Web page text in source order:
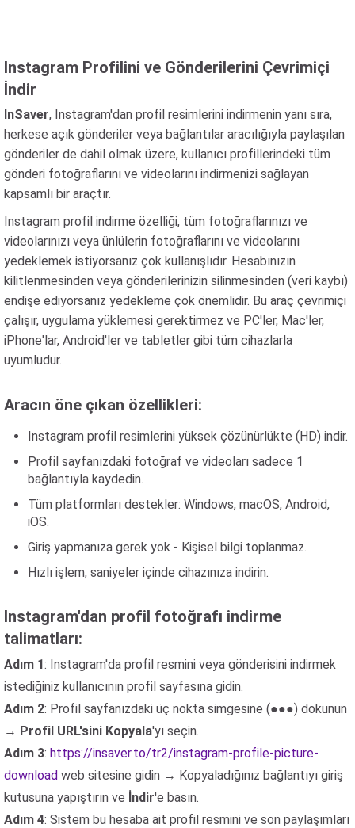
Instagram Profilini ve Gönderilerini Çevrimiçi
İndir
InSaver, Instagram'dan profil resimlerini indirmenin yanı sıra,
herkese açık gönderiler veya bağlantılar aracılığıyla paylaşılan
gönderiler de dahil olmak üzere, kullanıcı profillerindeki tüm
gönderi fotoğraflarını ve videolarını indirmenizi sağlayan
kapsamlı bir araçtır.
Instagram profil indirme özelliği, tüm fotoğraflarınızı ve
videolarınızı veya ünlülerin fotoğraflarını ve videolarını
yedeklemek istiyorsanız çok kullanışlıdır. Hesabınızın
kilitlenmesinden veya gönderilerinizin silinmesinden (veri kaybı)
endişe ediyorsanız yedekleme çok önemlidir. Bu araç çevrimiçi
çalışır, uygulama yüklemesi gerektirmez ve PC'ler, Mac'ler,
iPhone'lar, Android'ler ve tabletler gibi tüm cihazlarla
uyumludur.
Aracın öne çıkan özellikleri:
Instagram profil resimlerini yüksek çözünürlükte (HD) indir.
Profil sayfanızdaki fotoğraf ve videoları sadece 1
bağlantıyla kaydedin.
Tüm platformları destekler: Windows, macOS, Android,
iOS.
Giriş yapmanıza gerek yok - Kişisel bilgi toplanmaz.
Hızlı işlem, saniyeler içinde cihazınıza indirin.
Instagram'dan profil fotoğrafı indirme
talimatları:
Adım 1: Instagram'da profil resmini veya gönderisini indirmek
istediğiniz kullanıcının profil sayfasına gidin.
Adım 2: Profil sayfanızdaki üç nokta simgesine (●●●) dokunun
→ Profil URL'sini Kopyala'yı seçin.
Adım 3: https://insaver.to/tr2/instagram-profile-picture-
download web sitesine gidin → Kopyaladığınız bağlantıyı giriş
kutusuna yapıştırın ve İndir'e basın.
Adım 4: Sistem bu hesaba ait profil resmini ve son paylaşımları